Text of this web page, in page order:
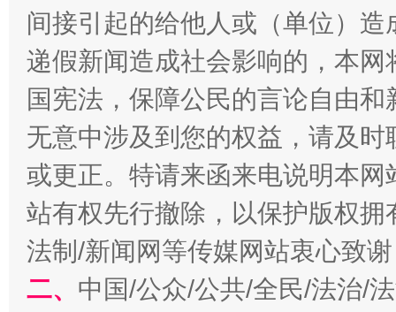
全民健身五年计划来了！等你上场
间接引起的给他人或（单位）
递假新闻造成社会影响的，本
国宪法，保障公民的言论自由
无意中涉及到您的权益，请及
或更正。特请来函来电说明本
站有权先行撤除，以保护版权
法制/新闻网等传媒网站衷心致
二、 中国/公众/公共/全民/法治/